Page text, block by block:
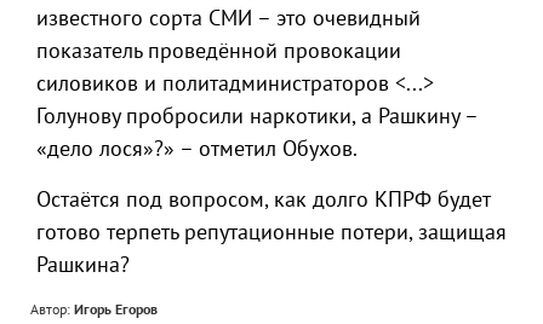
известного сорта СМИ – это очевидный
показатель проведённой провокации
силовиков и политадминистраторов <...>
Голунову пробросили наркотики, а Рашкину –
«дело лося»?» – отметил Обухов.
Остаётся под вопросом, как долго КПРФ будет
готово терпеть репутационные потери, защищая
Рашкина?
Автор: Игорь Егоров